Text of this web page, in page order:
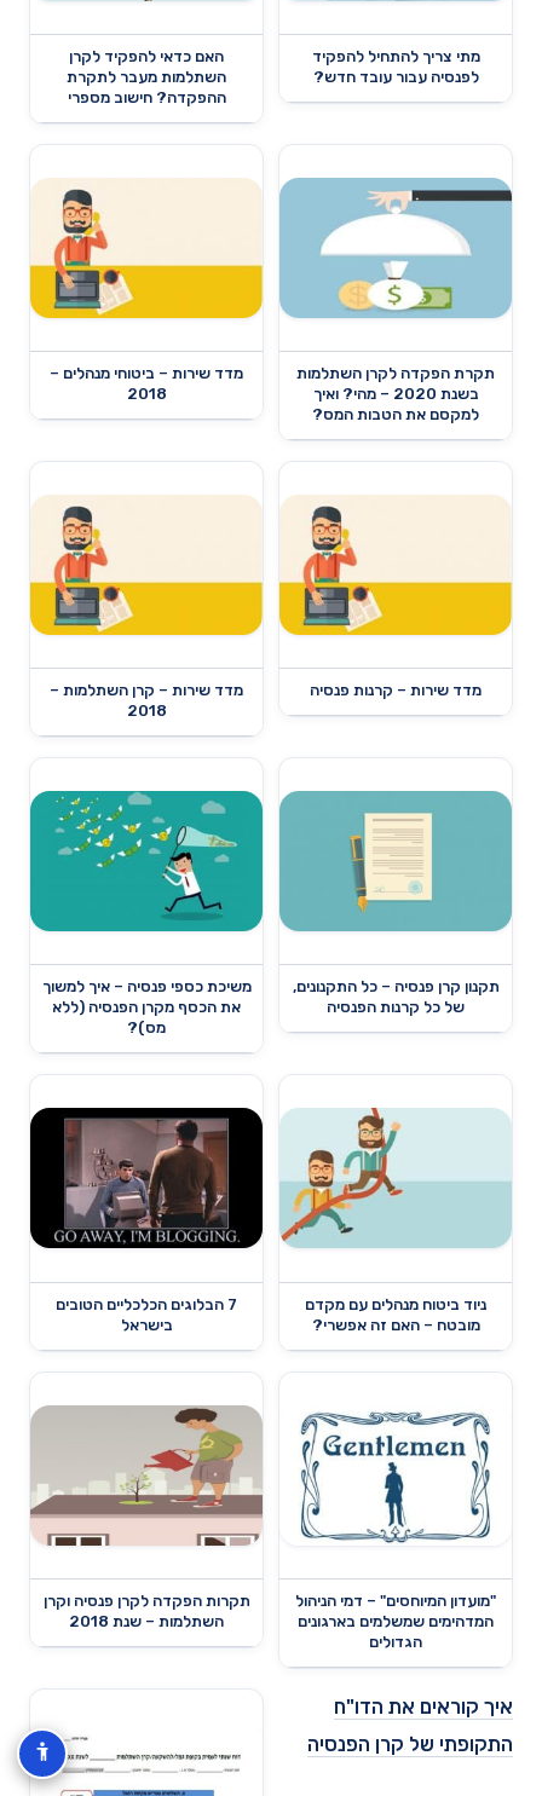
מתי צריך להתחיל להפקיד
לפנסיה עבור עובד חדש?
האם כדאי להפקיד לקרן
השתלמות מעבר לתקרת
ההפקדה? חישוב מספרי
תקרת הפקדה לקרן השתלמות
בשנת 2020 – מהי? ואיך
למקסם את הטבות המס?
מדד שירות – ביטוחי מנהלים –
2018
מדד שירות – קרנות פנסיה
מדד שירות – קרן השתלמות –
2018
תקנון קרן פנסיה – כל התקנונים,
של כל קרנות הפנסיה
משיכת כספי פנסיה – איך למשוך
את הכסף מקרן הפנסיה (ללא
מס)?
ניוד ביטוח מנהלים עם מקדם
מובטח – האם זה אפשרי?
7 הבלוגים הכלכליים הטובים
בישראל
"מועדון המיוחסים" – דמי הניהול
המדהימים שמשלמים בארגונים
הגדולים
תקרות הפקדה לקרן פנסיה וקרן
השתלמות – שנת 2018
איך קוראים את הדו"ח
התקופתי של קרן הפנסיה